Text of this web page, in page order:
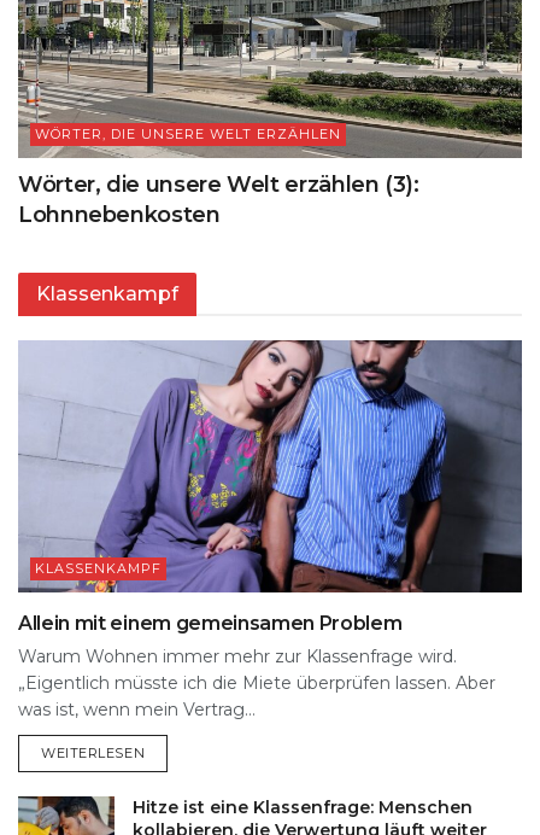
WÖRTER, DIE UNSERE WELT ERZÄHLEN
Wörter, die unsere Welt erzählen (3):
Lohnnebenkosten
Klassenkampf
KLASSENKAMPF
Allein mit einem gemeinsamen Problem
Warum Wohnen immer mehr zur Klassenfrage wird.
„Eigentlich müsste ich die Miete überprüfen lassen. Aber
was ist, wenn mein Vertrag…
WEITERLESEN
Hitze ist eine Klassenfrage: Menschen